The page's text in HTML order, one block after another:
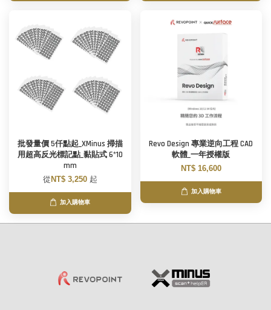
批發量價 5仟點起_XMinus 掃描
用超高反光標記點_黏貼式 6*10
mm
從NT$ 3,250 起
加入購物車
Revo Design 專業逆向工程 CAD
軟體_一年授權版
NT$ 16,600
加入購物車